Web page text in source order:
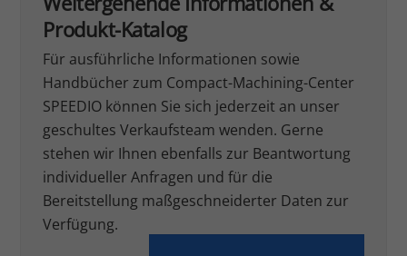
Produkt-Katalog
Für ausführliche Informationen sowie
Handbücher zum Compact-Machining-Center
SPEEDIO können Sie sich jederzeit an unser
geschultes Verkaufsteam wenden. Gerne
stehen wir Ihnen ebenfalls zur Beantwortung
individueller Anfragen und für die
Bereitstellung maßgeschneiderter Daten zur
Verfügung.